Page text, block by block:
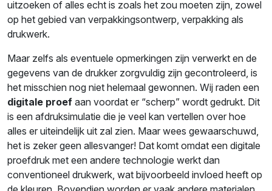
uitzoeken of alles echt is zoals het zou moeten zijn, zowel
op het gebied van verpakkingsontwerp, verpakking als
drukwerk.
Maar zelfs als eventuele opmerkingen zijn verwerkt en de
gegevens van de drukker zorgvuldig zijn gecontroleerd, is
het misschien nog niet helemaal gewonnen. Wij raden een
digitale proef aan voordat er “scherp” wordt gedrukt. Dit
is een afdruksimulatie die je veel kan vertellen over hoe
alles er uiteindelijk uit zal zien. Maar wees gewaarschuwd,
het is zeker geen allesvanger! Dat komt omdat een digitale
proefdruk met een andere technologie werkt dan
conventioneel drukwerk, wat bijvoorbeeld invloed heeft op